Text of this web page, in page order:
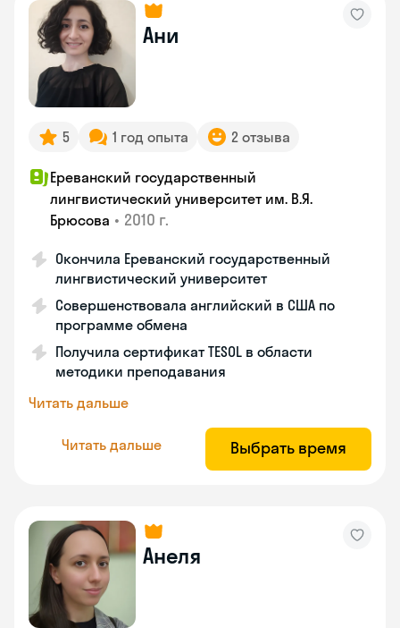
Ани
5 1 год опыта 2 отзыва
Ереванский государственный
лингвистический университет им. В.Я.
Брюсова • 2010 г.
Окончила Ереванский государственный
лингвистический университет
Совершенствовала английский в США по
программе обмена
Получила сертификат TESOL в области
методики преподавания
Читать дальше
Читать дальше Выбрать время
Анеля